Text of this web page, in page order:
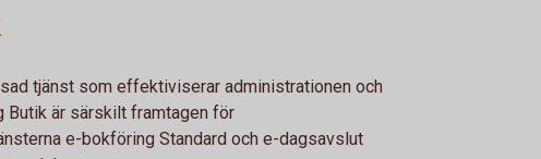
tjänst som effektiviserar administrationen och
är särskilt framtagen för
e-bokföring Standard och e-dagsavslut